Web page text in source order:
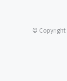
© Copyright